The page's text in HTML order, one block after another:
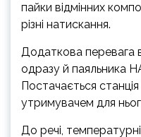
пайки відмінних
різні натискання.
Додаткова перевага
одразу й паяльника
Постачається
утримувачем для
До речі,